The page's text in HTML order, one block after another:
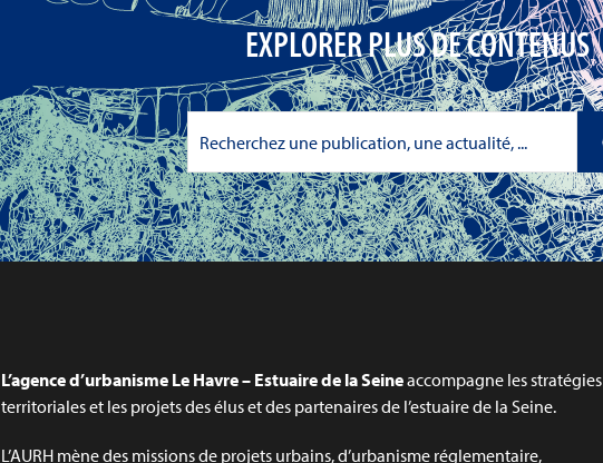
EXPLORER PLUS DE CONTENUS
L’agence d’urbanisme Le Havre – Estuaire de la Seineaccompagne les stratégies
territoriales et les projets des élus et des partenaires de l’estuaire de la Seine.
L’AURH mène des missions de projets urbains, d’urbanisme réglementaire,